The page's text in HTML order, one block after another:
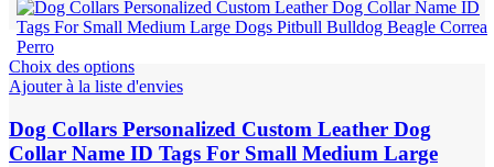
Choix des options
Ajouter à la liste d'envies
Dog Collars Personalized Custom Leather Dog
Collar Name ID Tags For Small Medium Large